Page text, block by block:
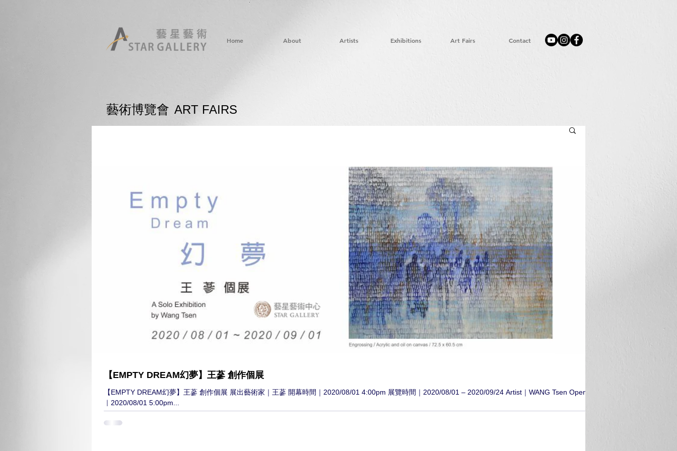
Home About Artists Exhibitions Art Fairs Contact
藝術博覽會 ART FAIRS
【EMPTY DREAM幻夢】王蔘 創作個展
【EMPTY DREAM幻夢】王蔘 創作個展 展出藝術家｜王蔘 開幕時間｜2020/08/01 4:00pm 展覽時間｜2020/08/01 – 2020/09/24 Artist｜WANG Tsen Opening
｜2020/08/01 5:00pm...